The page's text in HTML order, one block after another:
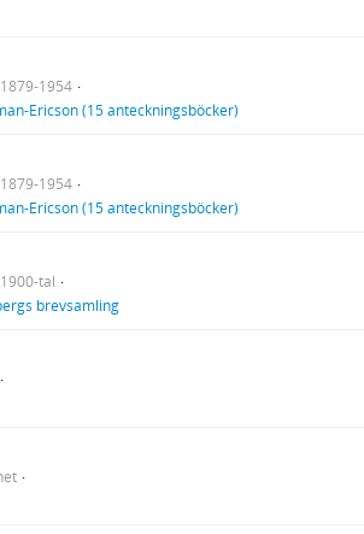
1879-1954
Ericson (15 anteckningsböcker)
1879-1954
Ericson (15 anteckningsböcker)
1900-tal
brevsamling